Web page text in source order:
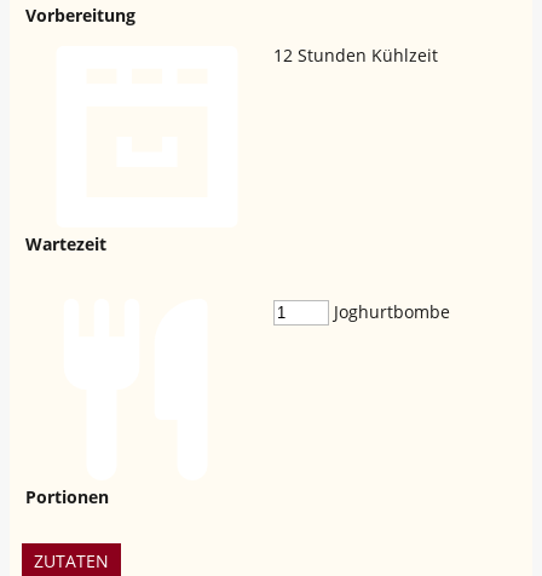
Vorbereitung
Wartezeit
12 Stunden Kühlzeit
Portionen
Joghurtbombe
ZUTATEN